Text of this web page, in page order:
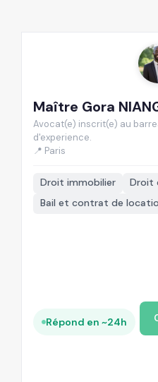
Maître Gora
Avocat(e) inscrit(e) au
d'experience.
📍 Paris
Droit immobilier
Droit
Bail et contrat de
Répond en ~24h